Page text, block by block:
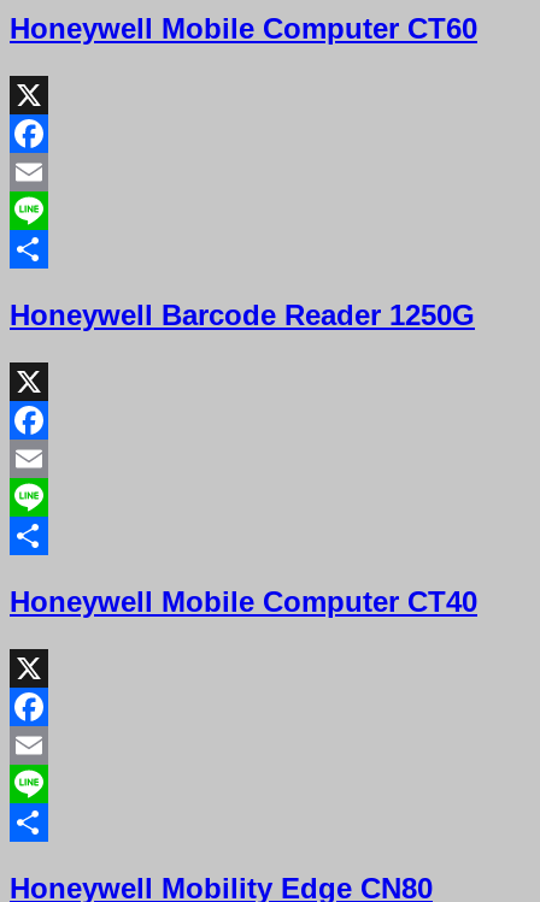
Honeywell Mobile Computer CT60
X
Facebook
Email
Line
Honeywell Barcode Reader 1250G
X
Facebook
Email
Line
Honeywell Mobile Computer CT40
X
Facebook
Email
Line
Honeywell Mobility Edge CN80